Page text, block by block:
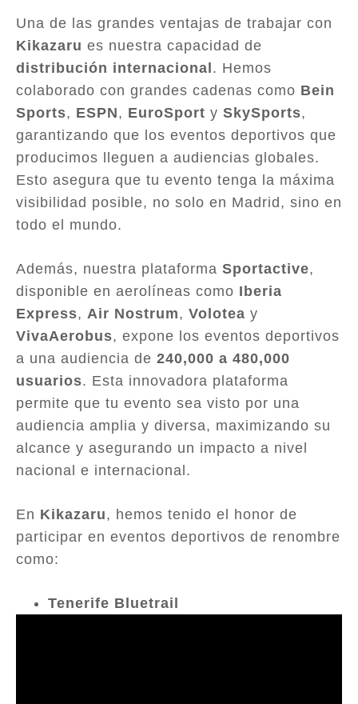
Una de las grandes ventajas de trabajar con
Kikazaru es nuestra capacidad de
distribución internacional . Hemos
colaborado con grandes cadenas como Bein
Sports, ESPN, EuroSport y SkySports,
garantizando que los eventos deportivos que
producimos lleguen a audiencias globales.
Esto asegura que tu evento tenga la máxima
visibilidad posible, no solo en Madrid, sino en
todo el mundo.
Además, nuestra plataforma Sportactive,
disponible en aerolíneas como Iberia
Express, Air Nostrum, Volotea y
VivaAerobus, expone los eventos deportivos
a una audiencia de 240,000 a 480,000
usuarios. Esta innovadora plataforma
permite que tu evento sea visto por una
audiencia amplia y diversa, maximizando su
alcance y asegurando un impacto a nivel
nacional e internacional.
En Kikazaru, hemos tenido el honor de
participar en eventos deportivos de renombre
como:
Tenerife Bluetrail